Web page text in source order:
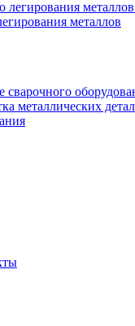
металлов
металлических